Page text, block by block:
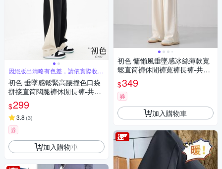
因絕版出清略有色差，請依實際收到
商品為主
初色 垂墜感鬆緊高腰撞色口袋
拼接直筒闊腿褲休閒長褲-共4
色-31618(M-2XL可選)
$299
3.8 (3)
券
加入購物車
初色 慵懶風垂墜感冰絲薄款寬
鬆直筒褲休閒褲寬褲長褲-共3
色-37059(M/L可選)
$349
券
加入購物車